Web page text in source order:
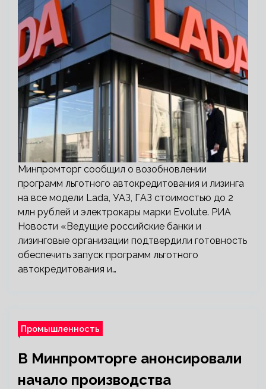
Минпромторг сообщил о возобновлении
программ льготного автокредитования и лизинга
на все модели Lada, УАЗ, ГАЗ стоимостью до 2
млн рублей и электрокары марки Evolute. РИА
Новости «Ведущие российские банки и
лизинговые организации подтвердили готовность
обеспечить запуск программ льготного
автокредитования и…
Промышленность
В Минпромторге анонсировали
начало производства